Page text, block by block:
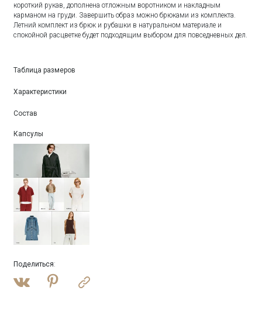
короткий рукав, дополнена отложным воротником и накладным
карманом на груди. Завершить образ можно брюками из комплекта.
Летний комплект из брюк и рубашки в натуральном материале и
спокойной расцветке будет подходящим выбором для повседневных дел.
Таблица размеров
Характеристики
Состав
Капсулы
Поделиться: